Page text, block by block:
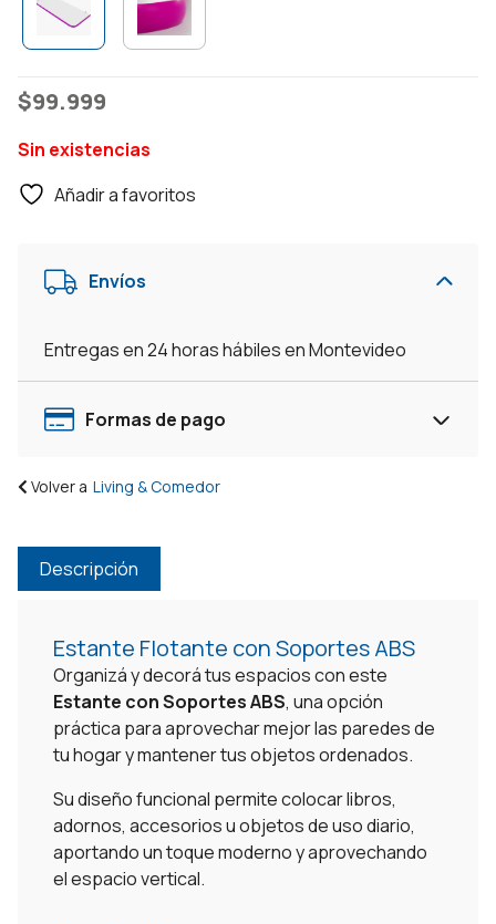
$99.999
Sin existencias
Añadir a favoritos
Envíos
Entregas en 24 horas hábiles en Montevideo
Formas de pago
Volver a Living & Comedor
Descripción
Estante Flotante con Soportes ABS
Organizá y decorá tus espacios con este
Estante con Soportes ABS, una opción
práctica para aprovechar mejor las paredes de
tu hogar y mantener tus objetos ordenados.
Su diseño funcional permite colocar libros,
adornos, accesorios u objetos de uso diario,
aportando un toque moderno y aprovechando
el espacio vertical.